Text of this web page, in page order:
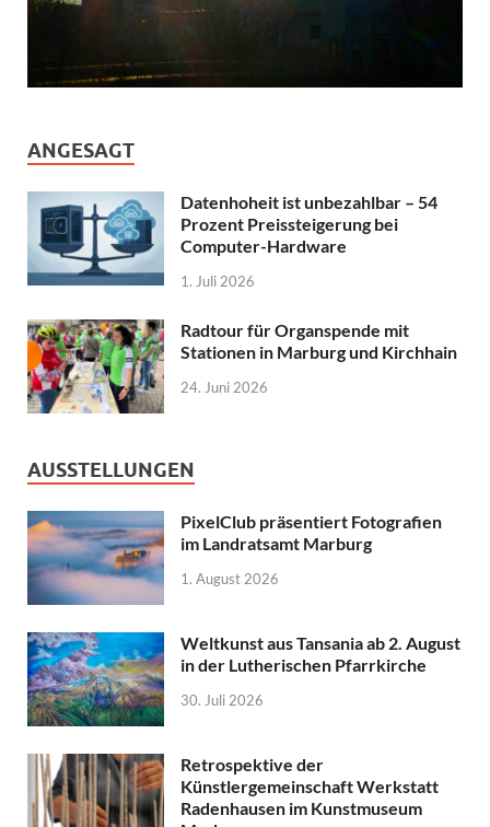
ANGESAGT
Datenhoheit ist unbezahlbar – 54
Prozent Preissteigerung bei
Computer-Hardware
1. Juli 2026
Radtour für Organspende mit
Stationen in Marburg und Kirchhain
24. Juni 2026
AUSSTELLUNGEN
PixelClub präsentiert Fotografien
im Landratsamt Marburg
1. August 2026
Weltkunst aus Tansania ab 2. August
in der Lutherischen Pfarrkirche
30. Juli 2026
Retrospektive der
Künstlergemeinschaft Werkstatt
Radenhausen im Kunstmuseum